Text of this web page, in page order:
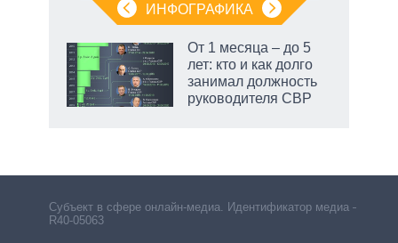
ИНФОГРАФИКА
От 1 месяца – до 5
лет: кто и как долго
занимал должность
руководителя СВР
Субъект в сфере онлайн-медиа. Идентификатор медиа –
R40-05063